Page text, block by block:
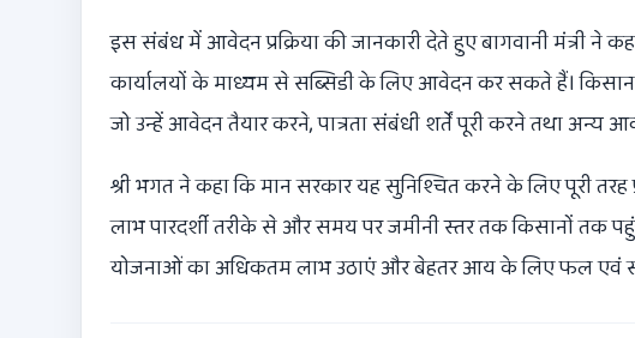
इस संबंध में आवेदन प्रक्रिया की जानकारी देते हुए बागवानी मंत्री ने
कार्यालयों के माध्यम से सब्सिडी के लिए आवेदन कर सकते हैं।
जो उन्हें आवेदन तैयार करने, पात्रता संबंधी शर्तें पूरी करने तथा
श्री भगत ने कहा कि मान सरकार यह सुनिश्चित करने के लिए पूरी
लाभ पारदर्शी तरीके से और समय पर जमीनी स्तर तक किसानों तक
योजनाओं का अधिकतम लाभ उठाएं और बेहतर आय के लिए फल एवं